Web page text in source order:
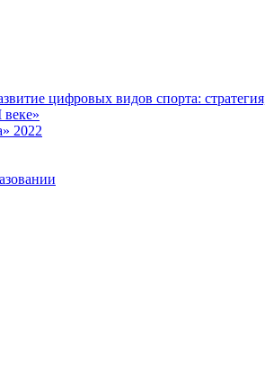
цифровых видов спорта:
2022